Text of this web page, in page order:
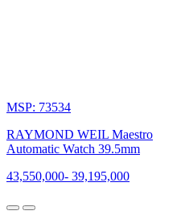
MSP: 73534
RAYMOND WEIL Maestro
Automatic Watch 39.5mm
43,550,000- 39,195,000